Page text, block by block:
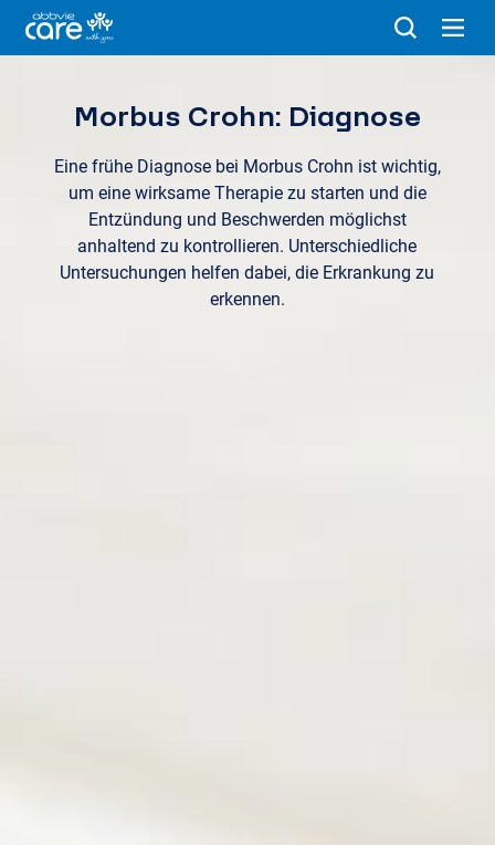
Morbus Crohn: Diagnose
Eine frühe Diagnose bei Morbus Crohn ist wichtig,
um eine wirksame Therapie zu starten und die
Entzündung und Beschwerden möglichst
anhaltend zu kontrollieren. Unterschiedliche
Untersuchungen helfen dabei, die Erkrankung zu
erkennen.